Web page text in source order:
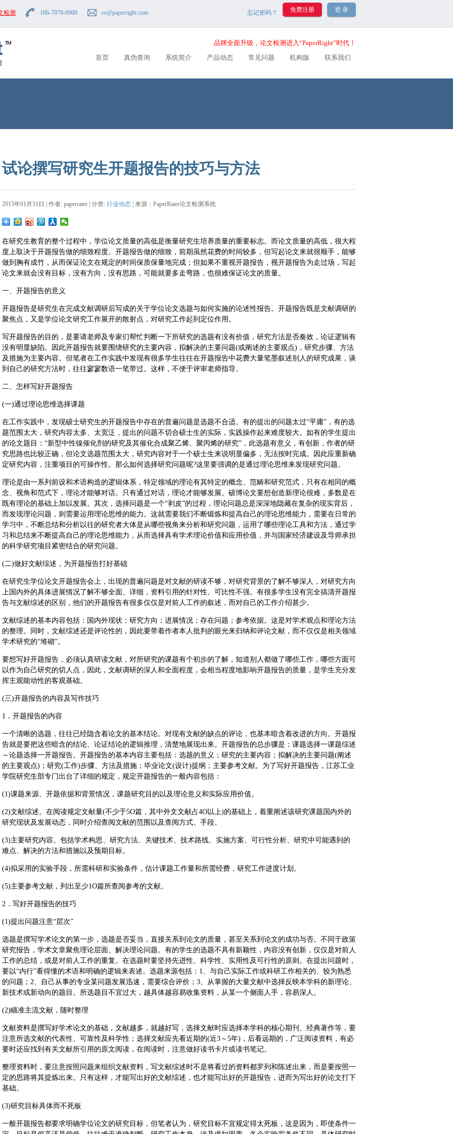
检测 186-7070-6900 cs@paperright.com 忘记密码？
品牌全面升级，论文检测进入“PaperRight”时代！
首页
真伪查询 系统简介 产品动态 常见问题 机构版 联系我们
试论撰写研究生开题报告的技巧与方法
2015年01月31日 | 作者: paperrater | 分类: 行业动态 | 来源：PaperRater论文检测系统
在研究生教育的整个过程中，学位论文质量的高低是衡量研究生培养质量的重要标志。而论文质量的高低，很大程
度上取决于开题报告做的细致程度。开题报告做的细致，前期虽然花费的时间较多，但写起论文来就很顺手，能够
做到胸有成竹，从而保证论文在规定的时间保质保量地完成；但如果不重视开题报告，视开题报告为走过场，写起
论文来就会没有目标，没有方向，没有思路，可能就要多走弯路，也很难保证论文的质量。
一、开题报告的意义
开题报告是研究生在完成文献调研后写成的关于学位论文选题与如何实施的论述性报告。开题报告既是文献调研的
聚焦点，又是学位论文研究工作展开的散射点，对研究工作起到定位作用。
写开题报告的目的，是要请老师及专家们帮忙判断一下所研究的选题有没有价值，研究方法是否奏效，论证逻辑有
没有明显缺陷。因此开题报告就要围绕研究的主要内容，拟解决的主要问题(或阐述的主要观点)，研究步骤、方法
及措施为主要内容。但笔者在工作实践中发现有很多学生往往在开题报告中花费大量笔墨叙述别人的研究成果，谈
到自己的研究方法时，往往寥寥数语一笔带过。这样，不便于评审老师指导。
二、怎样写好开题报告
(一)通过理论思维选择课题
在工作实践中，发现硕士研究生的开题报告中存在的普遍问题是选题不合适。有的提出的问题太过“平庸”，有的选
题范围太大，研究内容太多、太宽泛，提出的问题不切合硕士生的实际，实践操作起来难度较大。如有的学生提出
的论文题目：“新型中性镍催化剂的研究及其催化合成聚乙烯、聚丙烯的研究”，此选题有意义，有创新，作者的研
究思路也比较正确，但论文选题范围太大，研究内容对于一个硕士生来说明显偏多，无法按时完成。因此应重新确
定研究内容，注重项目的可操作性。那么如何选择研究问题呢?这里要强调的是通过理论思维来发现研究问题。
理论是由一系列前设和术语构造的逻辑体系，特定领域的理论有其特定的概念、范畴和研究范式，只有在相同的概
念、视角和范式下，理论才能够对话。只有通过对话，理论才能够发展。硕博论文要想创造新理论很难，多数是在
既有理论的基础上加以发展。其次，选择问题是一个“剥皮”的过程，理论问题总是深深地隐藏在复杂的现实背后，
而发现理论问题，则需要运用理论思维的能力。这就需要我们不断锻炼和提高自己的理论思维能力，需要在日常的
学习中，不断总结和分析以往的研究者大体是从哪些视角来分析和研究问题，运用了哪些理论工具和方法，通过学
习和总结来不断提高自己的理论思维能力，从而选择具有学术理论价值和应用价值，并与国家经济建设及导师承担
的科学研究项目紧密结合的研究问题。
(二)做好文献综述，为开题报告打好基础
在研究生学位论文开题报告会上，出现的普遍问题是对文献的研读不够，对研究背景的了解不够深人，对研究方向
上国内外的具体进展情况了解不够全面、详细，资料引用的针对性、可比性不强。有很多学生没有完全搞清开题报
告与文献综述的区别，他们的开题报告有很多仅仅是对前人工作的叙述，而对自己的工作介绍甚少。
文献综述的基本内容包括：国内外现状；研究方向；进展情况；存在问题；参考依据。这是对学术观点和理论方法
的整理。同时，文献综述还是评论性的，因此要带着作者本人批判的眼光来归纳和评论文献，而不仅仅是相关领域
学术研究的“堆砌”。
要想写好开题报告，必须认真研读文献，对所研究的课题有个初步的了解，知道别人都做了哪些工作，哪些方面可
以作为自己研究的切人点，因此，文献调研的深人和全面程度，会相当程度地影响开题报告的质量，是学生充分发
挥主观能动性的客观基础。
(三)开题报告的内容及写作技巧
1．开题报告的内容
一个清晰的选题，往往已经隐含着论文的基本结论。对现有文献的缺点的评论，也基本暗含着改进的方向。开题报
告就是要把这些暗含的结论、论证结论的逻辑推理，清楚地展现出来。开题报告的总步骤是：课题选择一课题综述
～论题选择一开题报告。开题报告的基本内容主要包括：选题的意义；研究的主要内容；拟解决的主要问题(阐述
的主要观点)；研究(工作)步骤、方法及措施；毕业论文(设计)提纲；主要参考文献。为了写好开题报告，江苏工业
学院研究生部专门出台了详细的规定，规定开题报告的一般内容包括：
(1)课题来源、开题依据和背景情况，课题研究目的以及理论意义和实际应用价值。
(2)文献综述。在阅读规定文献量(不少于5O篇，其中外文文献占4O以上)的基础上，着重阐述该研究课题国内外的
研究现状及发展动态，同时介绍查阅文献的范围以及查阅方式、手段。
(3)主要研究内容。包括学术构思、研究方法、关键技术、技术路线、实施方案、可行性分析、研究中可能遇到的
难点、解决的方法和措施以及预期目标。
(4)拟采用的实验手段，所需科研和实验条件，估计课题工作量和所需经费，研究工作进度计划。
(5)主要参考文献，列出至少1O篇所查阅参考的文献。
2．写好开题报告的技巧
(1)提出问题注意“层次”
选题是撰写学术论文的第一步，选题是否妥当，直接关系到论文的质量，甚至关系到论文的成功与否。不同于政策
研究报告，学术文章聚焦理论层面、解决理论问题。有的学生的选题不具有新颖性，内容没有创新，仅仅是对前人
工作的总结，或是对前人工作的重复。在选题时要坚持先进性、科学性、实用性及可行性的原则。在提出问题时，
要以“内行”看得懂的术语和明确的逻辑来表述。选题来源包括：1、与自己实际工作或科研工作相关的、较为熟悉
的问题；2、自己从事的专业某问题发展迅速，需要综合评价；3、从掌握的大量文献中选择反映本学科的新理论、
新技术或新动向的题目。所选题目不宜过大，越具体越容易收集资料，从某一个侧面人手，容易深人。
(2)瞄准主流文献，随时整理
文献资料是撰写好学术论文的基础，文献越多，就越好写，选择文献时应选择本学科的核心期刊、经典著作等，要
注意所选文献的代表性、可靠性及科学性；选择文献应先看近期的(近3～5年)，后看远期的，广泛阅读资料，有必
要时还应找到有关文献所引用的原文阅读，在阅读时，注意做好读书卡片或读书笔记。
整理资料时，要注意按照问题来组织文献资料，写文献综述时不是将看过的资料都罗列和陈述出来，而是要按照一
定的思路将其提炼出来。只有这样，才能写出好的文献综述，也才能写出好的开题报告，进而为写出好的论文打下
基础。
(3)研究目标具体而不死板
一般开题报告都要求明确学位论文的研究目标，但笔者认为，研究目标不宜规定得太死板，这是因为，即使条件一